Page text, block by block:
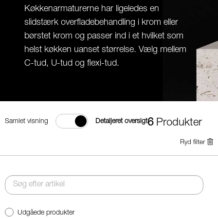
Køkkenarmaturerne har ligeledes en
slidstærk overfladebehandling i krom eller
børstet krom og passer ind i et hvilket som
helst køkken uanset størrelse. Vælg mellem
C-tud, U-tud og flexi-tud.
Samlet visning Detaljeret oversigt6 Produkter
Ryd filter
Udgåede produkter